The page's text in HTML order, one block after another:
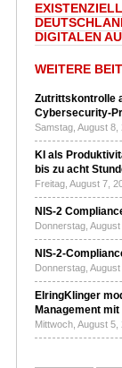
DIGITALEN
WEITERE
Zutrittskontrolle
Cybersecurity-
Samstag, August
KI als
bis zu acht
Freitag, August 7,
NIS-2
Donnerstag,
NIS-2-
Donnerstag,
ElringKlinger
Management
Mittwoch, August